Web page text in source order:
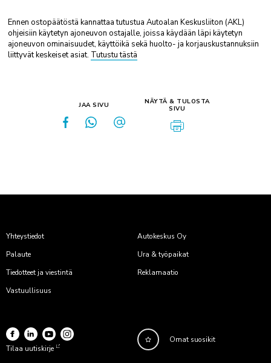
Ennen ostopäätöstä kannattaa tutustua Autoalan Keskusliiton (AKL)
ohjeisiin käytetyn ajoneuvon ostajalle, joissa käydään läpi käytetyn
ajoneuvon ominaisuudet, käyttöikä sekä huolto- ja korjauskustannuksiin
liittyvät keskeiset asiat. Tutustu tästä
JAA SIVU
NÄYTÄ & TULOSTA
SIVU
Yhteystiedot
Autokeskus Oy
Palaute
Ura & työpaikat
Tiedotteet ja viestintä
Reklamaatio
Vastuullisuus
Tilaa uutiskirje
Omat suosikit